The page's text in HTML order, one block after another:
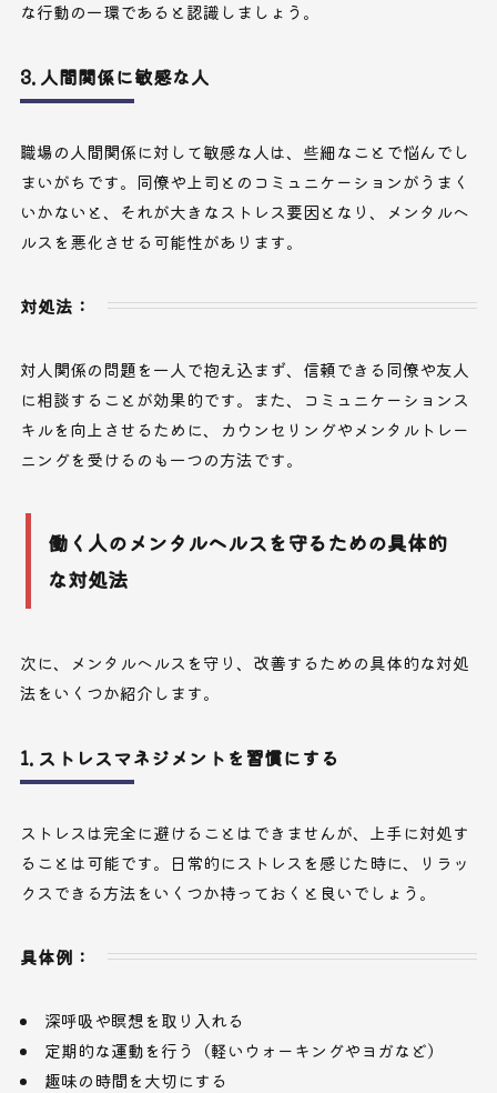
な行動の一環であると認識しましょう。
3. 人間関係に敏感な人
職場の人間関係に対して敏感な人は、些細なことで悩んでし
まいがちです。同僚や上司とのコミュニケーションがうまく
いかないと、それが大きなストレス要因となり、メンタルヘ
ルスを悪化させる可能性があります。
対処法：
対人関係の問題を一人で抱え込まず、信頼できる同僚や友人
に相談することが効果的です。また、コミュニケーションス
キルを向上させるために、カウンセリングやメンタルトレー
ニングを受けるのも一つの方法です。
働く人のメンタルヘルスを守るための具体的
な対処法
次に、メンタルヘルスを守り、改善するための具体的な対処
法をいくつか紹介します。
1. ストレスマネジメントを習慣にする
ストレスは完全に避けることはできませんが、上手に対処す
ることは可能です。日常的にストレスを感じた時に、リラッ
クスできる方法をいくつか持っておくと良いでしょう。
具体例：
深呼吸や瞑想を取り入れる
定期的な運動を行う（軽いウォーキングやヨガなど）
趣味の時間を大切にする